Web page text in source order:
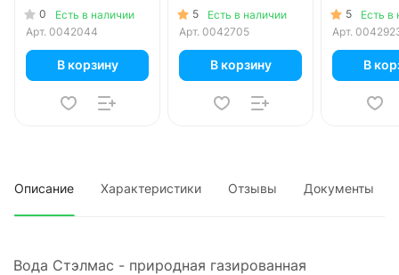
уп.0
Есть в наличии
Арт. 0042044
В корзину
5
Есть в наличии
Арт. 0042705
В корзину
пэт, 12
5
Есть в
Арт.
В
Описание Характеристики Отзывы Документы
Вода Стэлмас - природная газированная